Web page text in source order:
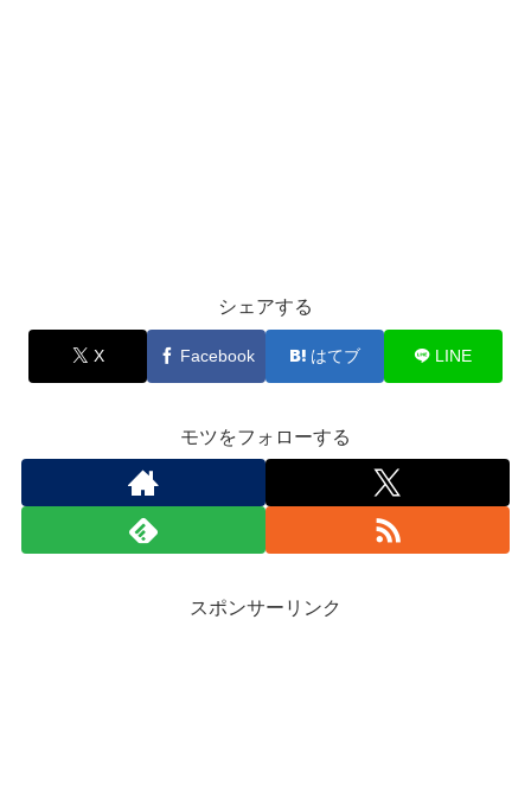
シェアする
X Facebook はてブ LINE
モツをフォローする
スポンサーリンク